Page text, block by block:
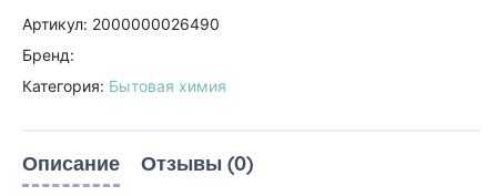
Артикул: 2000000026490
Бренд:
Категория: Бытовая химия
Описание Отзывы (0)